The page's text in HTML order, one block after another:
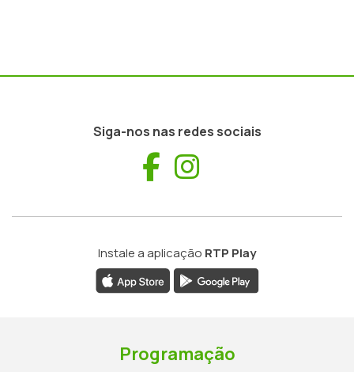
Siga-nos nas redes sociais
Facebook
Instale a aplicação RTP Play
Programação